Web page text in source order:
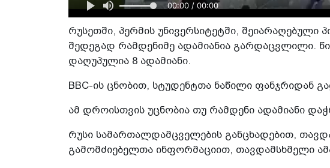
00:00 / 00:00
რუსეთში, პერმის უნივერსიტეტში, შეიარაღებული
შედეგად რამდენიმე ადამიანია გარდაცვლილი.
დაღუპულია 8 ადამიანი.
BBC-ის ცნობით, სტუდენტთა ნაწილი ფანჯრიდან
ამ დროისთვის უცნობია თუ რამდენი ადამიანი
რუსი სამართალდამცველების განცხადებით,
გამომძიებელთა ინფორმაციით, თავდამსხმელი